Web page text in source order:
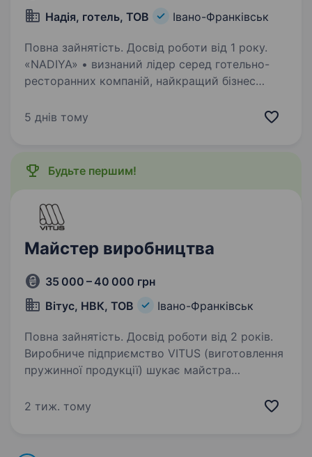
Надія, готель, ТОВ
Івано-Франківськ
Повна зайнятість. Досвід роботи від 1 року.
«NADIYA» • визнаний лідер серед готельно-
ресторанних компаній, найкращий бізнес
та премій. Сімейний бренд з 1990 року, який є
5 днів тому
Будьте першим!
Майстер виробництва
35 000 – 40 000 грн
Вітус, НВК, ТОВ
Івано-Франківськ
Повна зайнятість. Досвід роботи від 2 років.
Виробниче підприємство VITUS (виготовлення
пружинної продукції) шукає майстра
команди та забезпечити виконання
2 тиж. тому